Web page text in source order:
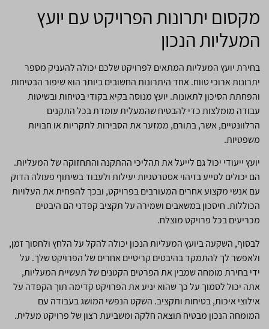
מקסום יתרונות הפרויקט עם יועץ
המעליות הנכון
בחירת יועץ המעליות המתאים לפרויקט שלכם יכולה להעניק מספר
יתרונות ארוכי טווח. אחד היתרונות החשובים ביותר הוא שיפור הבטיחות
והפחתת הסיכון לתאונות. יועץ מנוסה בקיא בקודי בטיחות ובשיטות
עבודה מומלצות כדי להבטיח שהמעלית עומדת בכל התקנים
הרלוונטיים, אשר, בתורם, ממזער את הסבירות לתקריות או חבויות
משפטיות.
יועץ ייעודי יכול גם לייעל את תהליכי ההתקנה והתחזוקה של המעליות.
הם יכולים לסייע בזיהוי אסטרטגיות יעילות ולעבוד בשיתוף פעולה הדוק
עם אנשי מקצוע אחרים המעורבים בפרויקט, ובכך להפחית את העלויות
הכוללות. חיסכון במשאבים ושמירה על תקציב קפדני הם היבטים
מכריעים בכל פרויקט מוצלח.
לבסוף, השקעה ביועץ המעליות הנכון יכולה להקל על הלחץ ולחסוך זמן,
ולאפשר לך להתמקד בהיבטים קריטיים אחרים של הפרויקט שלך. על
ידי בחירת מומחה שמבין את הפרטים הקטנים של תעשיית המעליות,
אתה יכול לסמוך על כך שהוא יניע את הפרויקט קדימה תוך הקפדה על
אילוצי איכות, בטיחות ותקציב. השקט הנפשי המושג בעבודה עם
המומחה הנכון מבטיח תוצאה חלקה ומשביעת רצון של פרויקט מעלית.